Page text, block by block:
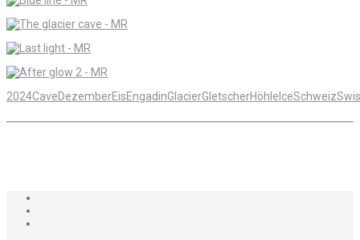
2024CaveDezemberEisEngadinGlacierGletscherHöhle IceSchweiz